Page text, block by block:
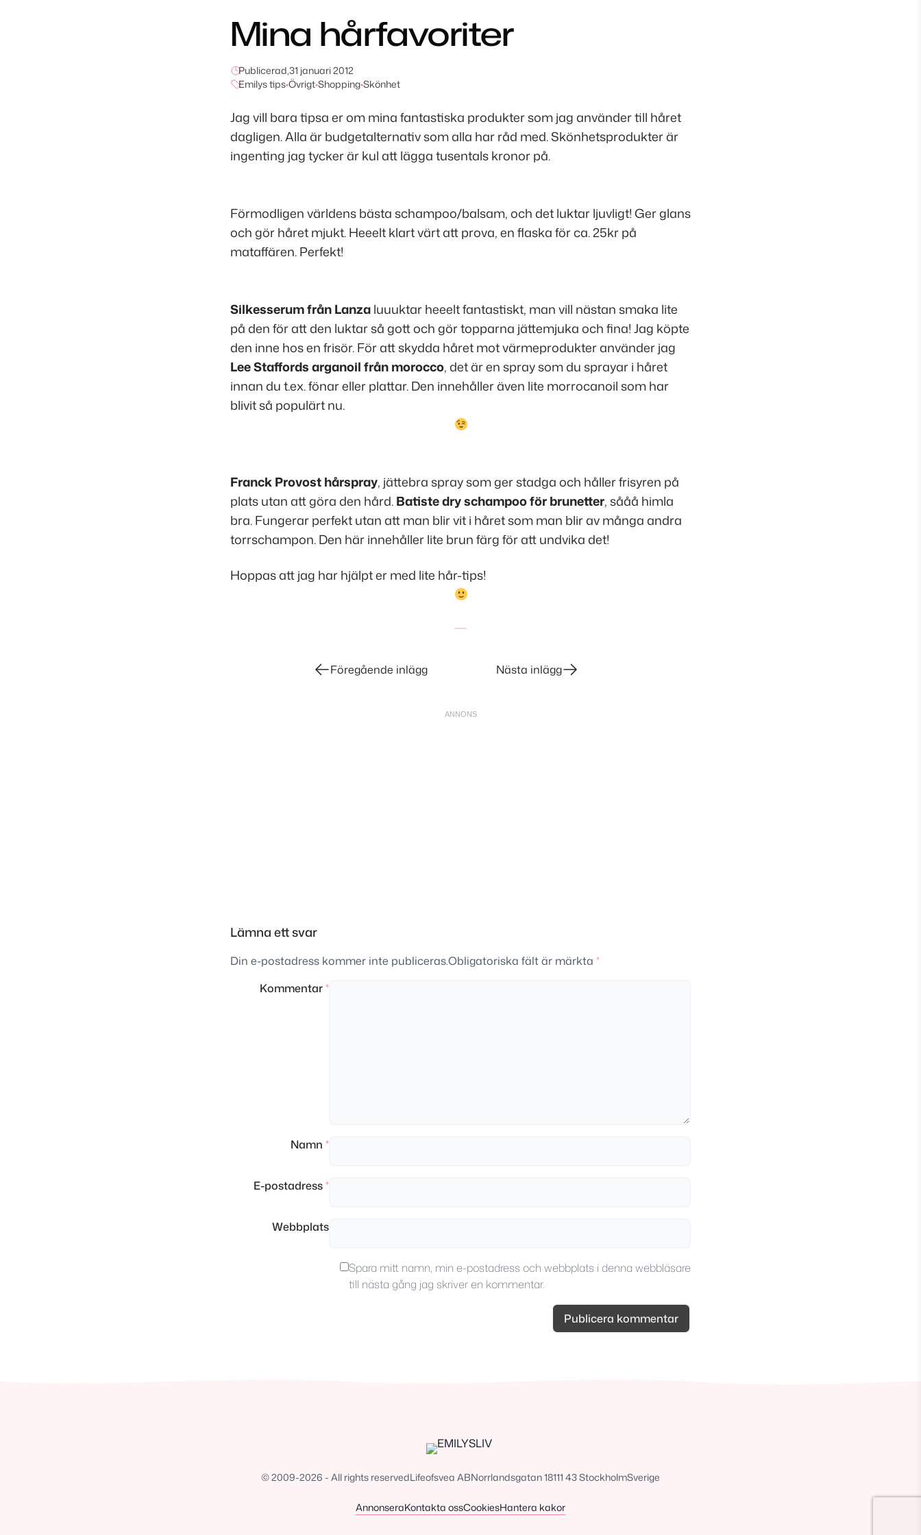
Mina hårfavoriter
Publicerad,31 januari 2012
Emilys tips•Övrigt•Shopping•Skönhet
Jag vill bara tipsa er om mina fantastiska produkter som jag använder till håret
dagligen. Alla är budgetalternativ som alla har råd med. Skönhetsprodukter är
ingenting jag tycker är kul att lägga tusentals kronor på.
Förmodligen världens bästa schampoo/balsam, och det luktar ljuvligt! Ger glans
och gör håret mjukt. Heeelt klart värt att prova, en flaska för ca. 25kr på
mataffären. Perfekt!
Silkesserum från Lanzaluuuktar heeelt fantastiskt, man vill nästan smaka lite
på den för att den luktar så gott och gör topparna jättemjuka och fina! Jag köpte
den inne hos en frisör. För att skydda håret mot värmeprodukter använder jag
Lee Staffords arganoil från morocco, det är en spray som du sprayar i håret
innan du t.ex. fönar eller plattar. Den innehåller även lite morrocanoil som har
blivit så populärt nu.
Franck Provost hårspray, jättebra spray som ger stadga och håller frisyren på
plats utan att göra den hård.Batiste dry schampoo för brunetter, sååå himla
bra. Fungerar perfekt utan att man blir vit i håret som man blir av många andra
torrschampon. Den här innehåller lite brun färg för att undvika det!
Hoppas att jag har hjälpt er med lite hår-tips!
Föregående inlägg Nästa inlägg
Lämna ett svar
Din e-postadress kommer inte publiceras.Obligatoriska fält är märkta *
Kommentar*
Namn *
E-postadress*
Webbplats
Spara mitt namn, min e-postadress och webbplats i denna webbläsare
till nästa gång jag skriver en kommentar.
© 2009-2026 - All rights reservedLifeofsvea ABNorrlandsgatan 18111 43 StockholmSverige
AnnonseraKontakta ossCookiesHantera kakor